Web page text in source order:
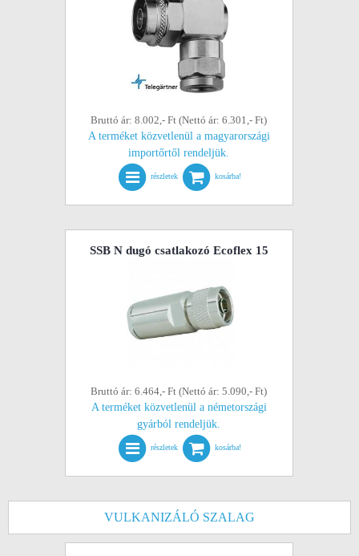
Bruttó ár: 8.002,- Ft (Nettó ár: 6.301,- Ft)
A terméket közvetlenül a magyarországi
importőrtől rendeljük.
részletek kosárba!
SSB N dugó csatlakozó Ecoflex 15
Bruttó ár: 6.464,- Ft (Nettó ár: 5.090,- Ft)
A terméket közvetlenül a németországi
gyárból rendeljük.
részletek kosárba!
VULKANIZÁLÓ SZALAG